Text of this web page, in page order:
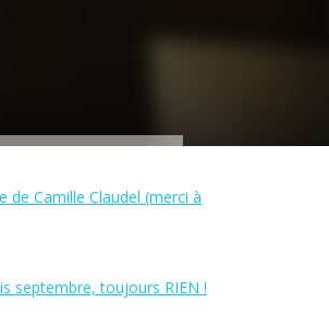
de Camille Claudel (merci à
septembre, toujours RIEN !